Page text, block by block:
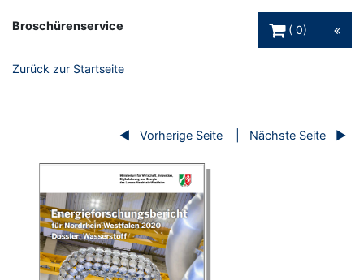
Broschürenservice
0
Zurück zur Startseite
Vorherige Seite Nächste Seite